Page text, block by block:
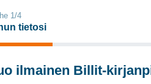
1/4
tietosi
ilmainen Billit-